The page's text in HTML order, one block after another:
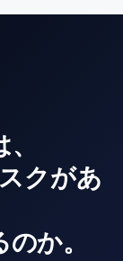
クがあ
か。